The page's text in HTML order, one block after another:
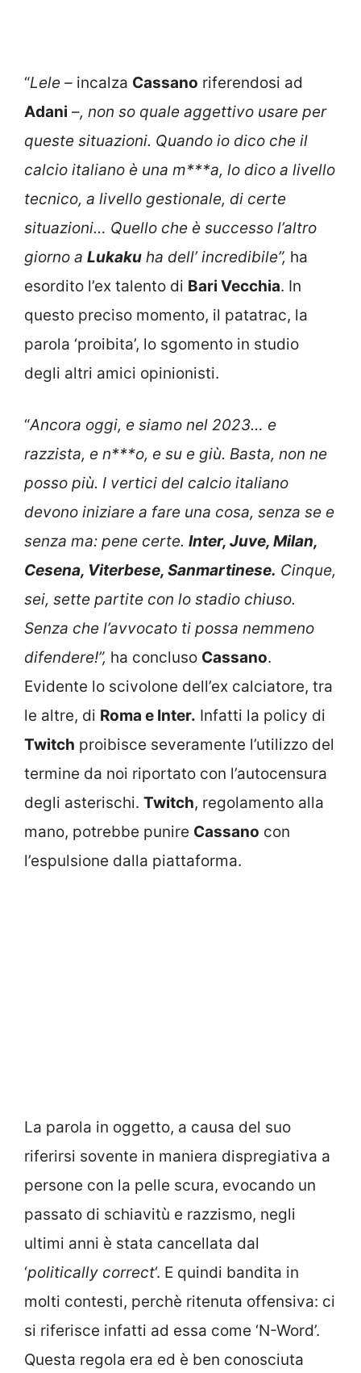
“Lele – incalza Cassano riferendosi ad
Adani –, non so quale aggettivo usare per
queste situazioni. Quando io dico che il
calcio italiano è una m***a, lo dico a livello
tecnico, a livello gestionale, di certe
situazioni… Quello che è successo l’altro
giorno a Lukaku ha dell’ incredibile”, ha
esordito l’ex talento di Bari Vecchia. In
questo preciso momento, il patatrac, la
parola ‘proibita’, lo sgomento in studio
degli altri amici opinionisti.
“Ancora oggi, e siamo nel 2023… e
razzista, e n***o, e su e giù. Basta, non ne
posso più. I vertici del calcio italiano
devono iniziare a fare una cosa, senza se e
senza ma: pene certe. Inter, Juve, Milan,
Cesena, Viterbese, Sanmartinese. Cinque,
sei, sette partite con lo stadio chiuso.
Senza che l’avvocato ti possa nemmeno
difendere!”, ha concluso Cassano.
Evidente lo scivolone dell’ex calciatore, tra
le altre, di Roma e Inter. Infatti la policy di
Twitch proibisce severamente l’utilizzo del
termine da noi riportato con l’autocensura
degli asterischi. Twitch, regolamento alla
mano, potrebbe punire Cassano con
l’espulsione dalla piattaforma.
La parola in oggetto, a causa del suo
riferirsi sovente in maniera dispregiativa a
persone con la pelle scura, evocando un
passato di schiavitù e razzismo, negli
ultimi anni è stata cancellata dal
‘politically correct‘. E quindi bandita in
molti contesti, perchè ritenuta offensiva: ci
si riferisce infatti ad essa come ‘N-Word’.
Questa regola era ed è ben conosciuta